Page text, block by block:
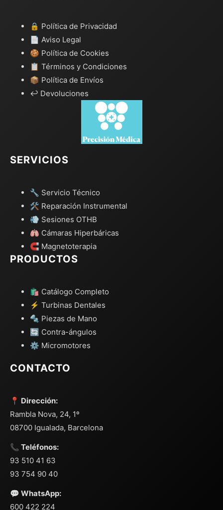
🔒 Política de Privacidad
📄 Aviso Legal
🍪 Política de Cookies
📋 Términos y Condiciones
📦 Política de Envíos
↩️ Devoluciones
SERVICIOS
🔧 Servicio Técnico
🛠️ Reparación Instrumental
💨 Sesiones OTHB
🫁 Cámaras Hiperbáricas
🧲 Magnetoterapia
PRODUCTOS
🛍️ Catálogo Completo
⚡ Turbinas Dentales
🔩 Piezas de Mano
🔄 Contra-ángulos
⚙️ Micromotores
CONTACTO
📍 Dirección:
Rambla Nova, 24, 1º
08700 Igualada, Barcelona
📞 Teléfonos:
93 510 41 63
93 754 90 40
💬 WhatsApp:
600 422 224